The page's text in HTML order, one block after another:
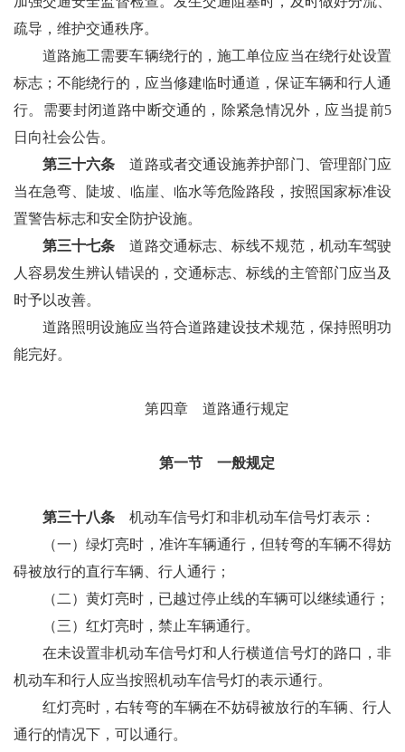
疏导，维护交通秩序。
道路施工需要车辆绕行的，施工单位应当在绕行处设置
标志；不能绕行的，应当修建临时通道，保证车辆和行人通
行。需要封闭道路中断交通的，除紧急情况外，应当提前5
日向社会公告。
第三十六条 道路或者交通设施养护部门、管理部门应
当在急弯、陡坡、临崖、临水等危险路段，按照国家标准设
置警告标志和安全防护设施。
第三十七条 道路交通标志、标线不规范，机动车驾驶
人容易发生辨认错误的，交通标志、标线的主管部门应当及
时予以改善。
道路照明设施应当符合道路建设技术规范，保持照明功
能完好。
第四章 道路通行规定
第一节 一般规定
第三十八条机动车信号灯和非机动车信号灯表示：
（一）绿灯亮时，准许车辆通行，但转弯的车辆不得妨
碍被放行的直行车辆、行人通行；
（二）黄灯亮时，已越过停止线的车辆可以继续通行；
（三）红灯亮时，禁止车辆通行。
在未设置非机动车信号灯和人行横道信号灯的路口，非
机动车和行人应当按照机动车信号灯的表示通行。
红灯亮时，右转弯的车辆在不妨碍被放行的车辆、行人
通行的情况下，可以通行。